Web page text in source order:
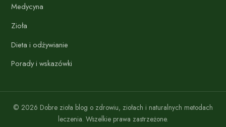
Medycyna
Zioła
Dieta i odżywianie
Porady i wskazówki
© 2026 Dobre zioła blog o zdrowiu, ziołach i naturalnych metodach
leczenia. Wszelkie prawa zastrzeżone.